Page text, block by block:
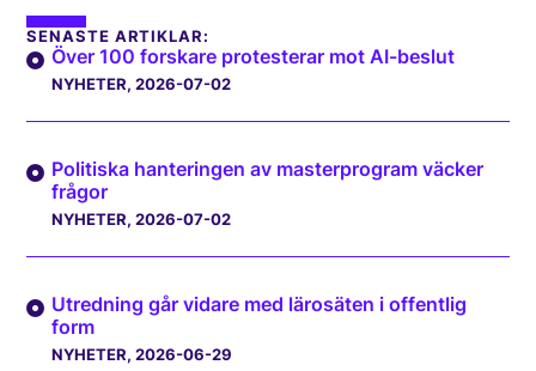
SENASTE ARTIKLAR:
Över 100 forskare protesterar mot AI-beslut
NYHETER, 2026-07-02
Politiska hanteringen av masterprogram väcker
frågor
NYHETER, 2026-07-02
Utredning går vidare med lärosäten i offentlig
form
NYHETER, 2026-06-29